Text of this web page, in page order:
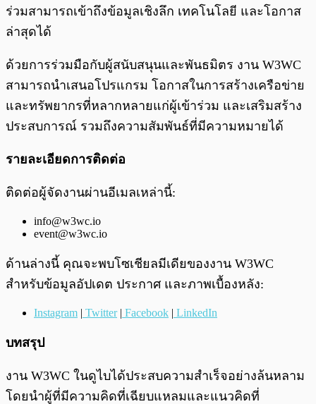
ร่วมสามารถเข้าถึงข้อมูลเชิงลึก เทคโนโลยี และโอกาส
ล่าสุดได้
ด้วยการร่วมมือกับผู้สนับสนุนและพันธมิตร งาน W3WC
สามารถนำเสนอโปรแกรม โอกาสในการสร้างเครือข่าย
และทรัพยากรที่หลากหลายแก่ผู้เข้าร่วม และเสริมสร้าง
ประสบการณ์ รวมถึงความสัมพันธ์ที่มีความหมายได้
รายละเอียดการติดต่อ
ติดต่อผู้จัดงานผ่านอีเมลเหล่านี้:
info@w3wc.io
event@w3wc.io
ด้านล่างนี้ คุณจะพบโซเชียลมีเดียของงาน W3WC
สำหรับข้อมูลอัปเดต ประกาศ และภาพเบื้องหลัง:
Instagram | Twitter| Facebook | LinkedIn
บทสรุป
งาน W3WC ในดูไบได้ประสบความสำเร็จอย่างล้นหลาม
โดยนำผู้ที่มีความคิดที่เฉียบแหลมและแนวคิดที่